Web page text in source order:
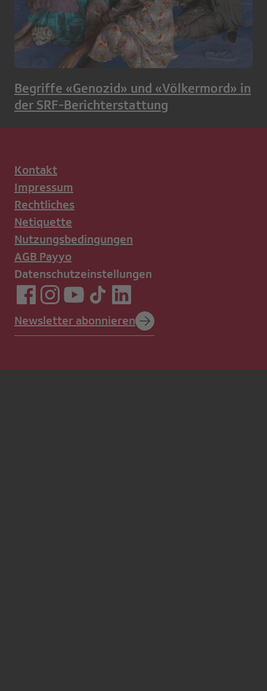
Begriffe «Genozid» und «Völkermord» in
der SRF-Berichterstattung
Kontakt
Impressum
Rechtliches
Netiquette
Nutzungsbedingungen
AGB Payyo
Datenschutzeinstellungen
Newsletter abonnieren